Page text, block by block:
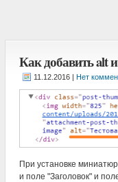
Как добавить alt
| Нет
При установке
и поле "Заголовок" и